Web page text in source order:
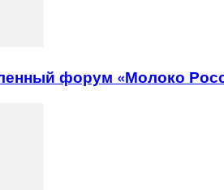
форум «Молоко